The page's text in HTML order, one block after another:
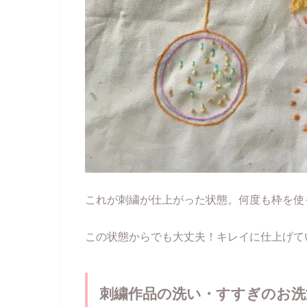
これが刺繍が仕上がった状態。何度も枠を
この状態からでも大丈夫！キレイに仕上げ
刺繍作品の洗い・すすぎのお